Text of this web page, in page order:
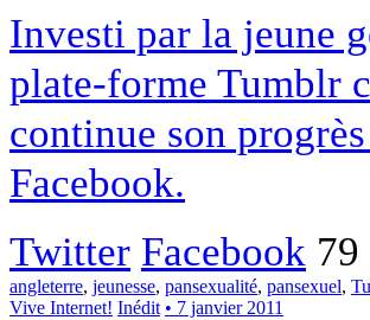
Investi par la jeune
plate-forme Tumblr
continue son
Facebook.
Twitter Facebook 79
angleterre, jeunesse, pansexualité, pansexuel,
Vive Internet! Inédit • 7 janvier 2011